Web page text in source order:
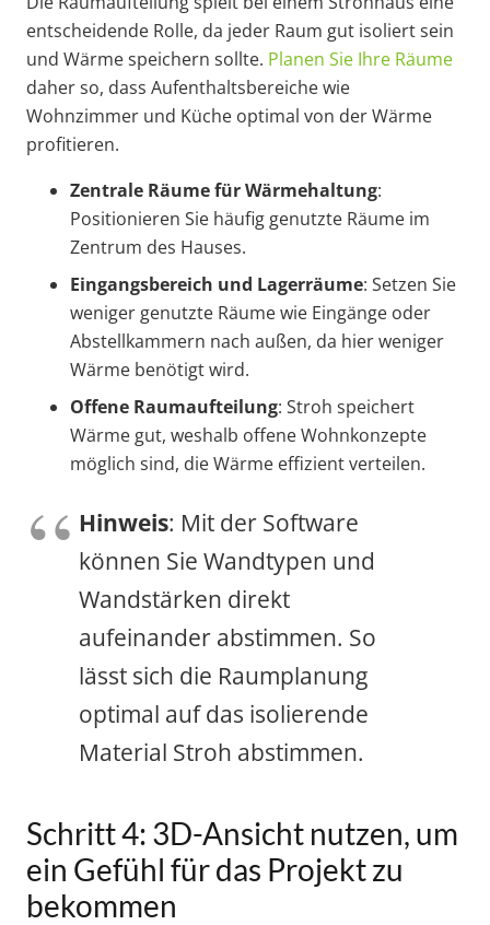
entscheidende Rolle, da jeder Raum gut isoliert sein
und Wärme speichern sollte. Planen Sie Ihre Räume
daher so, dass Aufenthaltsbereiche wie
Wohnzimmer und Küche optimal von der Wärme
profitieren.
Zentrale Räume für Wärmehaltung:
Positionieren Sie häufig genutzte Räume im
Zentrum des Hauses.
Eingangsbereich und Lagerräume: Setzen Sie
weniger genutzte Räume wie Eingänge oder
Abstellkammern nach außen, da hier weniger
Wärme benötigt wird.
Offene Raumaufteilung: Stroh speichert
Wärme gut, weshalb offene Wohnkonzepte
möglich sind, die Wärme effizient verteilen.
Hinweis: Mit der Software
können Sie Wandtypen und
Wandstärken direkt
aufeinander abstimmen. So
lässt sich die Raumplanung
optimal auf das isolierende
Material Stroh abstimmen.
Schritt 4: 3D-Ansicht nutzen, um
ein Gefühl für das Projekt zu
bekommen